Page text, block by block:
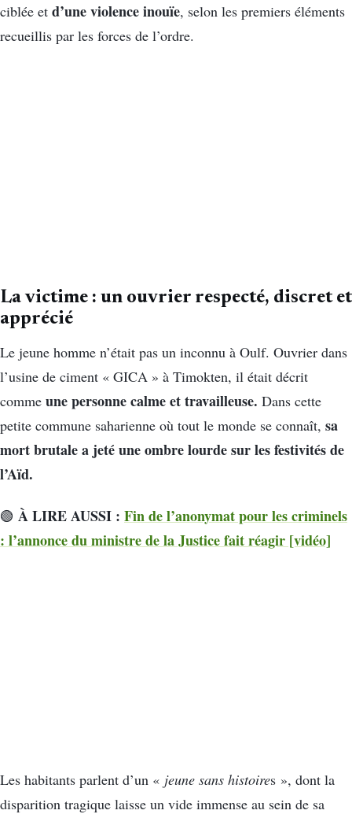
ciblée et d’une violence inouïe, selon les premiers éléments
recueillis par les forces de l’ordre.
La victime : un ouvrier respecté, discret et
apprécié
Le jeune homme n’était pas un inconnu à Oulf. Ouvrier dans
l’usine de ciment « GICA » à Timokten, il était décrit
comme une personne calme et travailleuse. Dans cette
petite commune saharienne où tout le monde se connaît, sa
mort brutale a jeté une ombre lourde sur les festivités de
l’Aïd.
🟢 À LIRE AUSSI : Fin de l’anonymat pour les criminels
: l’annonce du ministre de la Justice fait réagir [vidéo]
Les habitants parlent d’un « jeune sans histoires », dont la
disparition tragique laisse un vide immense au sein de sa